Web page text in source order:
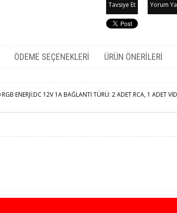
Tavsiye Et Yorum
ÖDEME SEÇENEKLERI ÜRÜN ÖNERILERI
ENERJİ:DC 12V 1A BAĞLANTI TÜRÜ: 2 ADET RCA, 1 ADET